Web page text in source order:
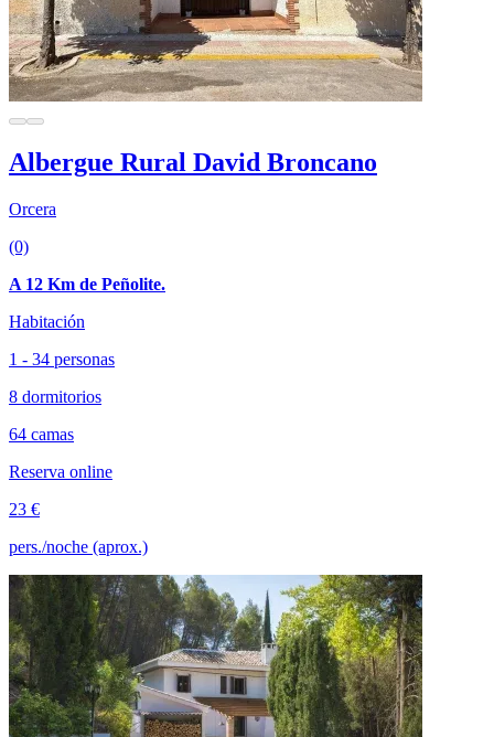
Albergue Rural David Broncano
Orcera
(0)
A 12 Km de Peñolite.
Habitación
1 - 34 personas
8 dormitorios
64 camas
Reserva online
23 €
pers./noche (aprox.)